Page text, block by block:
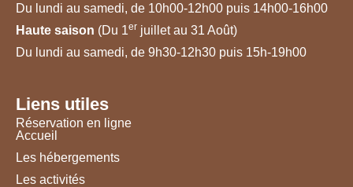
Du lundi au samedi, de 10h00-12h00 puis 14h00-16h00
Haute saison (Du 1er juillet au 31 Août)
Du lundi au samedi, de 9h30-12h30 puis 15h-19h00
Liens utiles
Réservation en ligne
Accueil
Les hébergements
Les activités